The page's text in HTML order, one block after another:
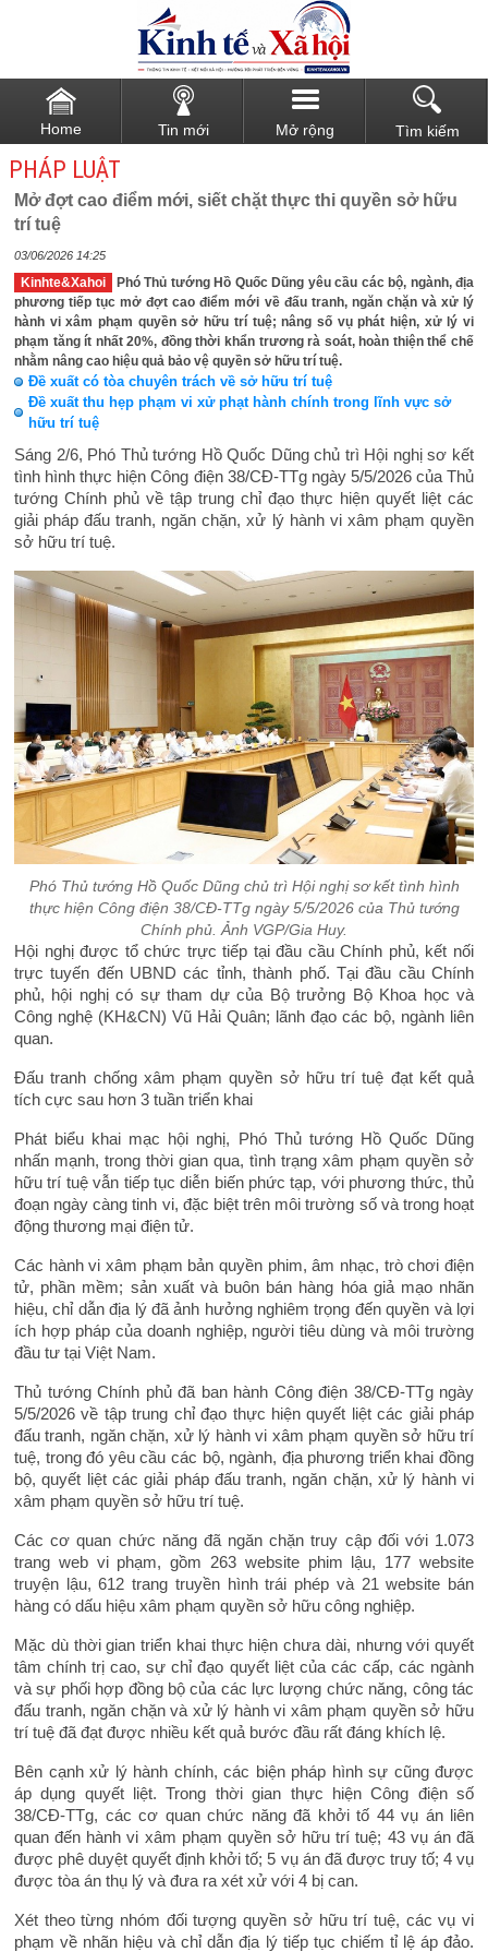
Home Tin mới Mở rộng Tìm kiếm
PHÁP LUẬT
Mở đợt cao điểm mới, siết chặt thực thi quyền sở hữu
trí tuệ
03/06/2026 14:25
Kinhte&Xahoi
Phó Thủ tướng Hồ Quốc Dũng yêu cầu các bộ, ngành, địa
phương tiếp tục mở đợt cao điểm mới về đấu tranh, ngăn chặn và xử lý
hành vi xâm phạm quyền sở hữu trí tuệ; nâng số vụ phát hiện, xử lý vi
phạm tăng ít nhất 20%, đồng thời khẩn trương rà soát, hoàn thiện thể chế
nhằm nâng cao hiệu quả bảo vệ quyền sở hữu trí tuệ.
Đề xuất có tòa chuyên trách về sở hữu trí tuệ
Đề xuất thu hẹp phạm vi xử phạt hành chính trong lĩnh vực sở
hữu trí tuệ
Sáng 2/6, Phó Thủ tướng Hồ Quốc Dũng chủ trì Hội nghị sơ kết
tình hình thực hiện Công điện 38/CĐ-TTg ngày 5/5/2026 của Thủ
tướng Chính phủ về tập trung chỉ đạo thực hiện quyết liệt các
giải pháp đấu tranh, ngăn chặn, xử lý hành vi xâm phạm quyền
sở hữu trí tuệ.
Phó Thủ tướng Hồ Quốc Dũng chủ trì Hội nghị sơ kết tình hình
thực hiện Công điện 38/CĐ-TTg ngày 5/5/2026 của Thủ tướng
Chính phủ. Ảnh VGP/Gia Huy.
Hội nghị được tổ chức trực tiếp tại đầu cầu Chính phủ, kết nối
trực tuyến đến UBND các tỉnh, thành phố. Tại đầu cầu Chính
phủ, hội nghị có sự tham dự của Bộ trưởng Bộ Khoa học và
Công nghệ (KH&CN) Vũ Hải Quân; lãnh đạo các bộ, ngành liên
quan.
Đấu tranh chống xâm phạm quyền sở hữu trí tuệ đạt kết quả
tích cực sau hơn 3 tuần triển khai
Phát biểu khai mạc hội nghị, Phó Thủ tướng Hồ Quốc Dũng
nhấn mạnh, trong thời gian qua, tình trạng xâm phạm quyền sở
hữu trí tuệ vẫn tiếp tục diễn biến phức tạp, với phương thức, thủ
đoạn ngày càng tinh vi, đặc biệt trên môi trường số và trong hoạt
động thương mại điện tử.
Các hành vi xâm phạm bản quyền phim, âm nhạc, trò chơi điện
tử, phần mềm; sản xuất và buôn bán hàng hóa giả mạo nhãn
hiệu, chỉ dẫn địa lý đã ảnh hưởng nghiêm trọng đến quyền và lợi
ích hợp pháp của doanh nghiệp, người tiêu dùng và môi trường
đầu tư tại Việt Nam.
Thủ tướng Chính phủ đã ban hành Công điện 38/CĐ-TTg ngày
5/5/2026 về tập trung chỉ đạo thực hiện quyết liệt các giải pháp
đấu tranh, ngăn chặn, xử lý hành vi xâm phạm quyền sở hữu trí
tuệ, trong đó yêu cầu các bộ, ngành, địa phương triển khai đồng
bộ, quyết liệt các giải pháp đấu tranh, ngăn chặn, xử lý hành vi
xâm phạm quyền sở hữu trí tuệ.
Các cơ quan chức năng đã ngăn chặn truy cập đối với 1.073
trang web vi phạm, gồm 263 website phim lậu, 177 website
truyện lậu, 612 trang truyền hình trái phép và 21 website bán
hàng có dấu hiệu xâm phạm quyền sở hữu công nghiệp.
Mặc dù thời gian triển khai thực hiện chưa dài, nhưng với quyết
tâm chính trị cao, sự chỉ đạo quyết liệt của các cấp, các ngành
và sự phối hợp đồng bộ của các lực lượng chức năng, công tác
đấu tranh, ngăn chặn và xử lý hành vi xâm phạm quyền sở hữu
trí tuệ đã đạt được nhiều kết quả bước đầu rất đáng khích lệ.
Bên cạnh xử lý hành chính, các biện pháp hình sự cũng được
áp dụng quyết liệt. Trong thời gian thực hiện Công điện số
38/CĐ-TTg, các cơ quan chức năng đã khởi tố 44 vụ án liên
quan đến hành vi xâm phạm quyền sở hữu trí tuệ; 43 vụ án đã
được phê duyệt quyết định khởi tố; 5 vụ án đã được truy tố; 4 vụ
được tòa án thụ lý và đưa ra xét xử với 4 bị can.
Xét theo từng nhóm đối tượng quyền sở hữu trí tuệ, các vụ vi
phạm về nhãn hiệu và chỉ dẫn địa lý tiếp tục chiếm tỉ lệ áp đảo.